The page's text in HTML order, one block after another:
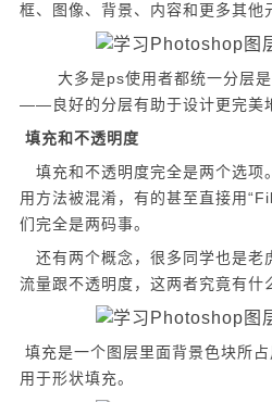
框、图像、背景、内容和更多其他
大多是ps使用者都统一分层是
——良好的分层有助于设计更完美
填充和不透明度
填充和不透明度完全是两个选项
用方法被混淆，有的甚至直接用
们完全是两码事。
还有两个概念，很多同学也是老
流量跟不透明度，这两者究竟有什
填充是一个图层里面背景色块所
用于形状填充。